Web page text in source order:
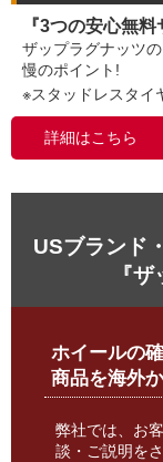
『3つの安心無料
ザップラグナッツ
慢のポイント!
※スタッドレスタイ
詳細はこちら
USブランド
『
ホイールの
商品を海外
弊社では、お
談・ご説明を